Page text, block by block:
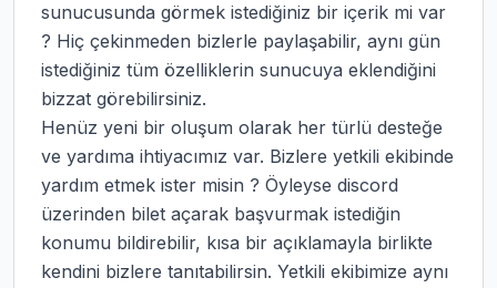
sunucusunda görmek istediğiniz bir içerik mi var
? Hiç çekinmeden bizlerle paylaşabilir, aynı gün
istediğiniz tüm özelliklerin sunucuya eklendiğini
bizzat görebilirsiniz.
Henüz yeni bir oluşum olarak her türlü desteğe
ve yardıma ihtiyacımız var. Bizlere yetkili ekibinde
yardım etmek ister misin ? Öyleyse discord
üzerinden bilet açarak başvurmak istediğin
konumu bildirebilir, kısa bir açıklamayla birlikte
kendini bizlere tanıtabilirsin. Yetkili ekibimize aynı